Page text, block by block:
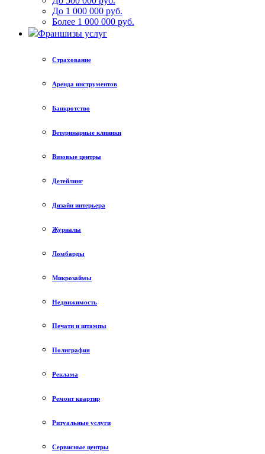
До 1 000 000 руб.
Более 1 000 000 руб.
Франшизы услуг
Страхование
Аренда инструментов
Банкротство
Ветеринарные клиники
Визовые центры
Детейлинг
Дизайн интерьера
Журналы
Ломбарды
Микрозаймы
Недвижимость
Печати и штампы
Полиграфия
Реклама
Ремонт квартир
Ритуальные услуги
Сервисные центры